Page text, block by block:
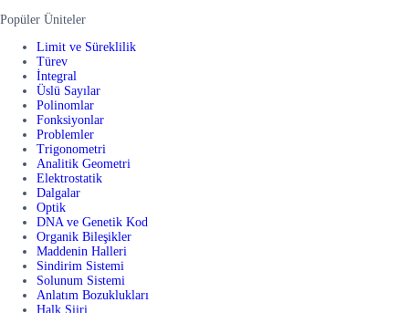
Popüler Üniteler
Limit ve Süreklilik
Türev
İntegral
Üslü Sayılar
Polinomlar
Fonksiyonlar
Problemler
Trigonometri
Analitik Geometri
Elektrostatik
Dalgalar
Optik
DNA ve Genetik Kod
Organik Bileşikler
Maddenin Halleri
Sindirim Sistemi
Solunum Sistemi
Anlatım Bozuklukları
Halk Şiiri